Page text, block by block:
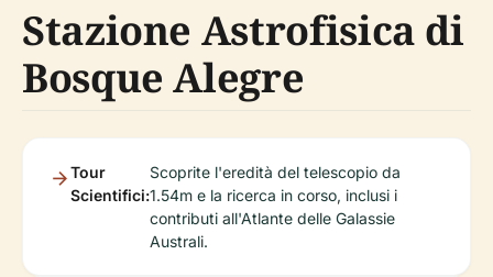
Stazione Astrofisica di
Bosque Alegre
Tour
Scientifici:
Scoprite l'eredità del telescopio da
1.54m e la ricerca in corso, inclusi i
contributi all'Atlante delle Galassie
Australi.